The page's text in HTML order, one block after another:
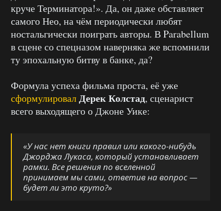
круче Терминатора!». Да, он даже обставляет
самого Нео, на чём периодически любят
ностальгически поиграть авторы. В Parabellum
в сцене со спецназом наверняка же вспомнили
ту эпохальную битву в банке, да?
Формула успеха фильма проста, её уже
сформулировалДерек Колстад, сценарист
всего выходящего о Джоне Уике:
«У нас нет книги правил или какого-нибудь
Джорджа Лукаса, который устанавливает
рамки. Все решения по вселенной
принимаем мы сами, ответив на вопрос —
будет ли это круто?»